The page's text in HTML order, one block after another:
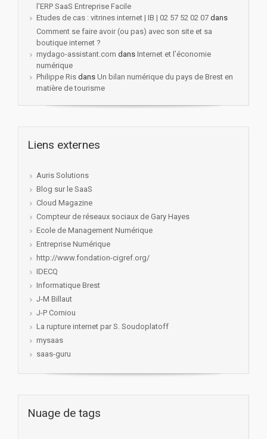
l’ERP SaaS Entreprise Facile
Etudes de cas : vitrines internet | IB | 02 57 52 02 07 dans
Comment se faire avoir (ou pas) avec son site et sa
boutique internet ?
mydago-assistant.com dans Internet et l’économie
numérique
Philippe Ris dans Un bilan numérique du pays de Brest en
matière de tourisme
Liens externes
Auris Solutions
Blog sur le SaaS
Cloud Magazine
Compteur de réseaux sociaux de Gary Hayes
Ecole de Management Numérique
Entreprise Numérique
http://www.fondation-cigref.org/
IDECQ
Informatique Brest
J-M Billaut
J-P Corniou
La rupture internet par S. Soudoplatoff
mysaas
saas-guru
Nuage de tags